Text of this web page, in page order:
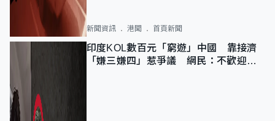
新聞資訊 港聞 首頁新聞
印度KOL數百元「窮遊」中國 靠接濟
「嫌三嫌四」惹爭議 網民：不歡迎劣